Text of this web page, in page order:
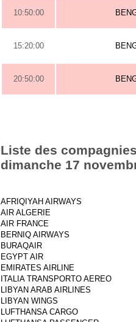
10:50:00
15:20:00
20:50:00
Liste des
dimanche 17
AFRIQIYAH AIRWAYS
AIR ALGERIE
AIR FRANCE
BERNIQ AIRWAYS
BURAQAIR
EGYPT AIR
EMIRATES AIRLINE
ITALIA TRANSPORTO AEREO
LIBYAN ARAB AIRLINES
LIBYAN WINGS
LUFTHANSA CARGO